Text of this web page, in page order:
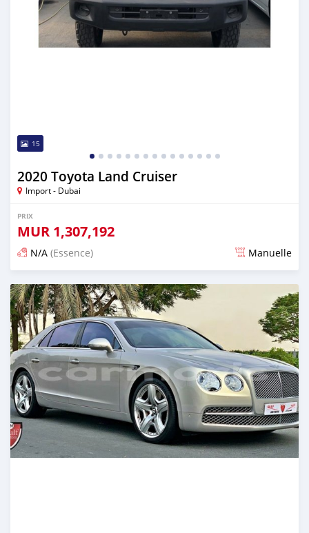
15
2020 Toyota Land Cruiser
Import - Dubai
PRIX
MUR 1,307,192
N/A (Essence) Manuelle
Publié il y a presque 6 ans